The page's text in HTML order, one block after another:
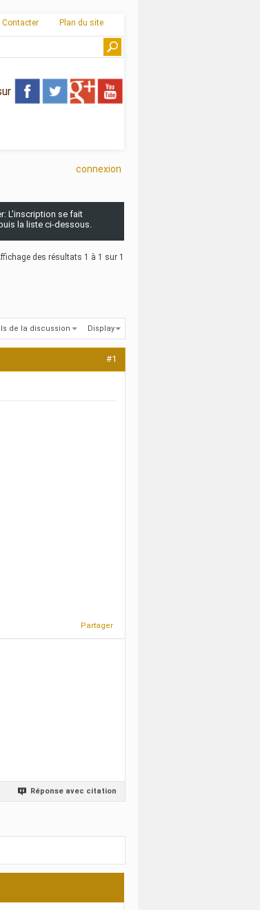
Contacter Plan du site
connexion
L'inscription se fait
la liste ci-dessous.
des résultats 1 à 1 sur 1
de la discussion Display
#1
Partager
Réponse avec citation